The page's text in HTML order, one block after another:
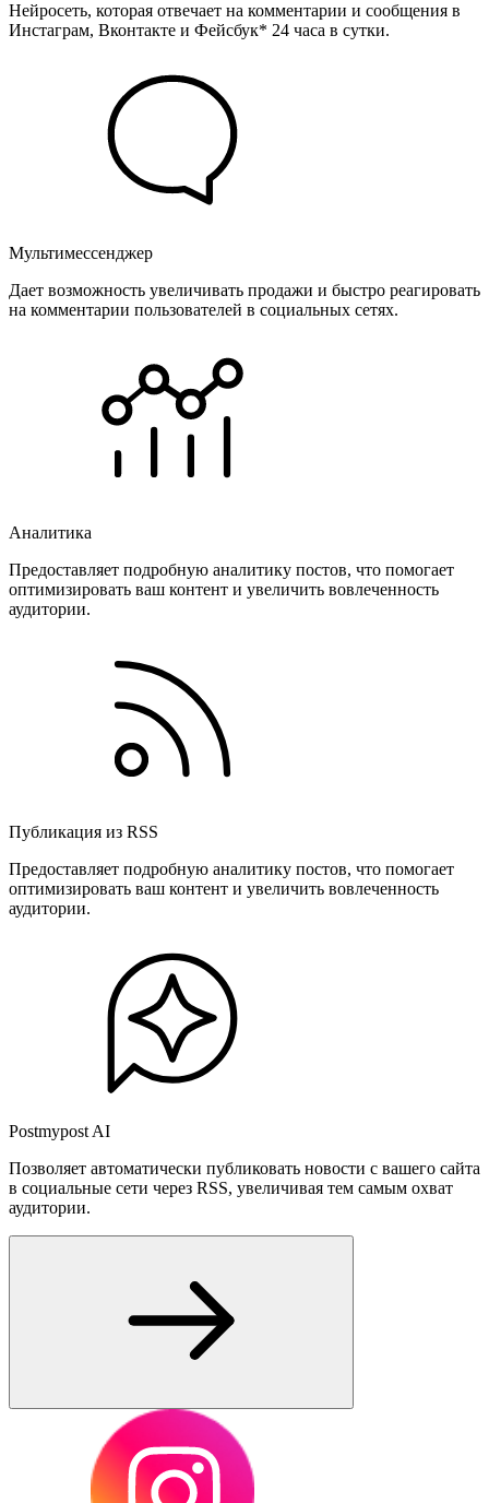
Нейросеть, которая отвечает на комментарии и сообщения в
Инстаграм, Вконтакте и Фейсбук* 24 часа в сутки.
Мультимессенджер
Дает возможность увеличивать продажи и быстро реагировать
на комментарии пользователей в социальных сетях.
Аналитика
Предоставляет подробную аналитику постов, что помогает
оптимизировать ваш контент и увеличить вовлеченность
аудитории.
Публикация из RSS
Предоставляет подробную аналитику постов, что помогает
оптимизировать ваш контент и увеличить вовлеченность
аудитории.
Postmypost AI
Позволяет автоматически публиковать новости с вашего сайта
в социальные сети через RSS, увеличивая тем самым охват
аудитории.